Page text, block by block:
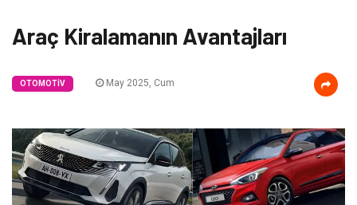
Araç Kiralamanın Avantajları
OTOMOTIV May 2025, Cum